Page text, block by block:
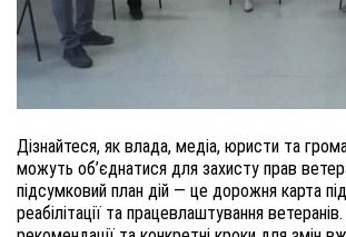
Дізнайтеся, як влада, медіа, юристи та
можуть об’єднатися для захисту прав
підсумковий план дій — це дорожня карта
реабілітації та працевлаштування